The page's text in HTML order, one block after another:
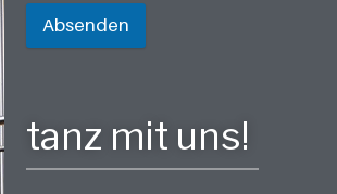
Absenden
tanz mit uns!